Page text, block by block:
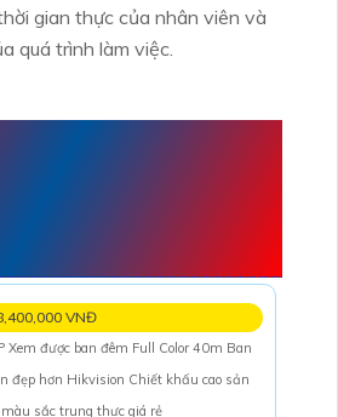
gian thực của nhân viên và
quá trình làm việc.
VNĐ
được ban đêm Full Color 40m Ban
đẹp hơn Hikvision Chiết khấu cao sản
sắc trung thực giá rẻ